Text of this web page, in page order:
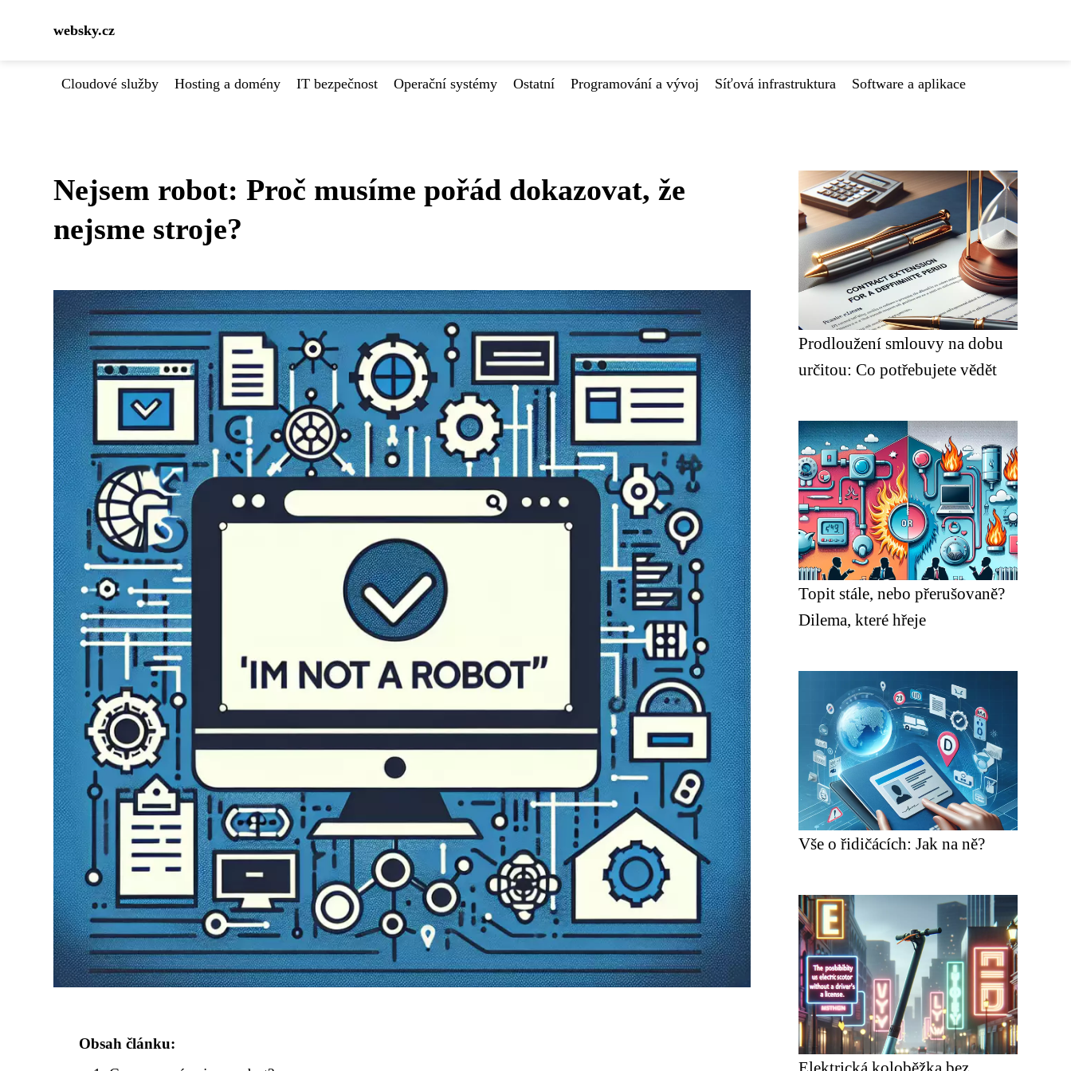
websky.cz
Cloudové služby Hosting a domény IT bezpečnost Operační systémy Ostatní Programování a vývoj Síťová infrastruktura Software a aplikace
Nejsem robot: Proč musíme pořád dokazovat, že
nejsme stroje?
Obsah článku:
Prodloužení smlouvy na dobu
určitou: Co potřebujete vědět
Topit stále, nebo přerušovaně?
Dilema, které hřeje
Vše o řidičácích: Jak na ně?